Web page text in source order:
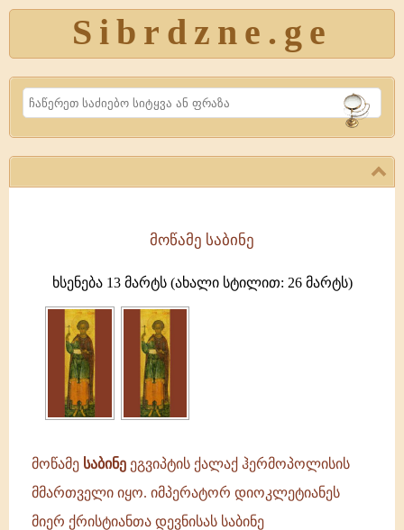
Sibrdzne.ge
Search
ეგვიპტის
ჰერმოპოლისის
მმართველი
იმპერატორ
ქრისტიანთა
მოწამე საბინე
ხსენება 13 მარტს (ახალი სტილით: 26 მარტს)
მოწამე საბინე ეგვიპტის ქალაქ ჰერმოპოლისის
მმართველი იყო. იმპერატორ დიოკლეტიანეს
მიერ ქრისტიანთა დევნისას საბინე